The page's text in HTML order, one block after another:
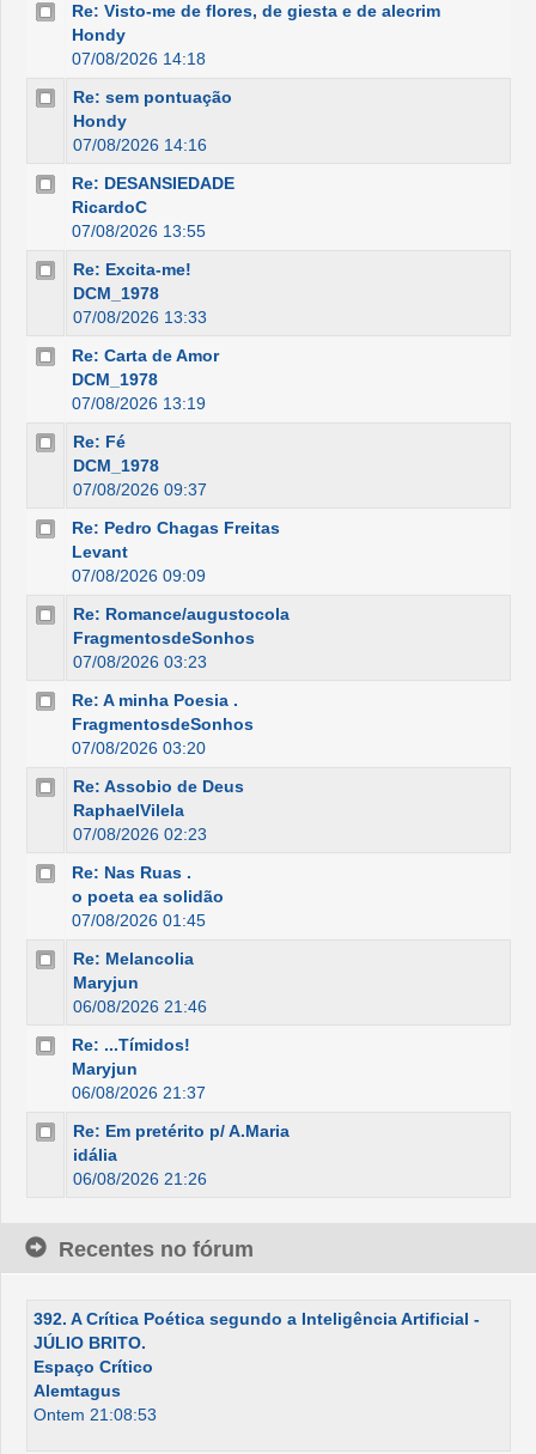
Re: Visto-me de flores, de giesta e de alecrim
Hondy
07/08/2026 14:18
Re: sem pontuação
Hondy
07/08/2026 14:16
Re: DESANSIEDADE
RicardoC
07/08/2026 13:55
Re: Excita-me!
DCM_1978
07/08/2026 13:33
Re: Carta de Amor
DCM_1978
07/08/2026 13:19
Re: Fé
DCM_1978
07/08/2026 09:37
Re: Pedro Chagas Freitas
Levant
07/08/2026 09:09
Re: Romance/augustocola
FragmentosdeSonhos
07/08/2026 03:23
Re: A minha Poesia .
FragmentosdeSonhos
07/08/2026 03:20
Re: Assobio de Deus
RaphaelVilela
07/08/2026 02:23
Re: Nas Ruas .
o poeta ea solidão
07/08/2026 01:45
Re: Melancolia
Maryjun
06/08/2026 21:46
Re: ...Tímidos!
Maryjun
06/08/2026 21:37
Re: Em pretérito p/ A.Maria
idália
06/08/2026 21:26
Recentes no fórum
392. A Crítica Poética segundo a Inteligência Artificial -
JÚLIO BRITO.
Espaço Crítico
Alemtagus
Ontem 21:08:53